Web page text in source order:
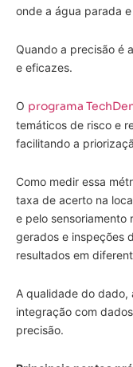
onde a água parada
Quando a precisão é
e eficazes.
O programa
temáticos de risco e
facilitando a
Como medir essa
taxa de acerto na
e pelo sensoriamento
gerados e inspeções
resultados em
A qualidade do dado,
integração com
precisão.